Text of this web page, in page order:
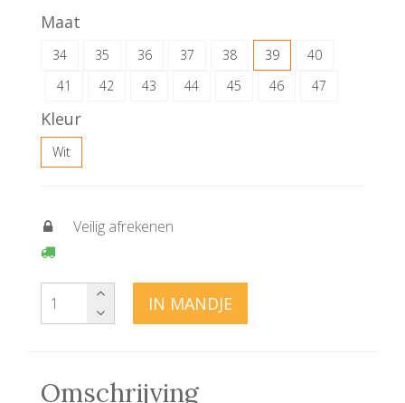
Maat
34 35 36 37 38 39
40
41
42 43 44 45 46 47
Kleur
Wit
Veilig afrekenen
IN MANDJE
Omschrijving